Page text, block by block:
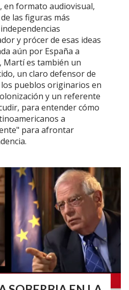
en formato audiovisual,
las figuras más
y prócer de esas ideas
aún por España a
Martí es también un
un claro defensor de
pueblos originarios en
y un referente
para entender cómo
a
para afrontar